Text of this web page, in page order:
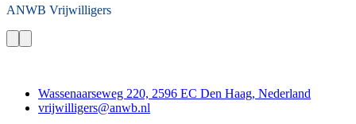
ANWB Vrijwilligers
Wassenaarseweg 220, 2596 EC Den Haag, Nederland
vrijwilligers@anwb.nl